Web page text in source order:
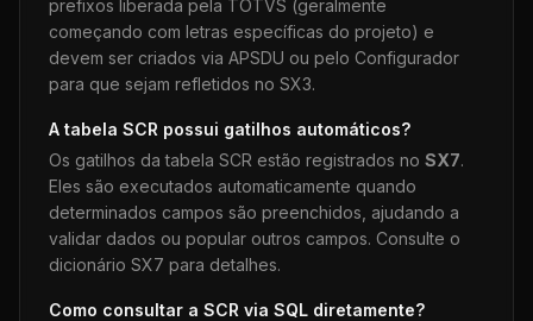
prefixos liberada pela TOTVS (geralmente
começando com letras específicas do projeto) e
devem ser criados via APSDU ou pelo Configurador
para que sejam refletidos no SX3.
A tabela SCR possui gatilhos automáticos?
Os gatilhos da tabela SCR estão registrados no SX7.
Eles são executados automaticamente quando
determinados campos são preenchidos, ajudando a
validar dados ou popular outros campos. Consulte o
dicionário SX7 para detalhes.
Como consultar a SCR via SQL diretamente?